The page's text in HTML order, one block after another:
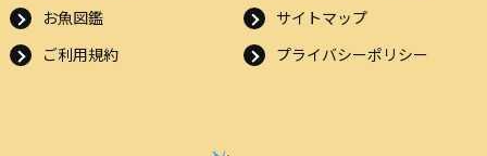
お魚図鑑
サイトマップ
ご利用規約
プライバシーポリシー